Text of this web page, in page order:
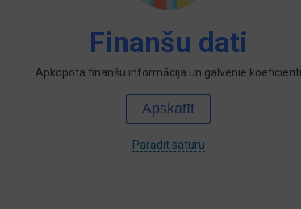
Finanšu dati
Apkopota finanšu informācija un galvenie koeficienti
Apskatīt
Parādīt saturu